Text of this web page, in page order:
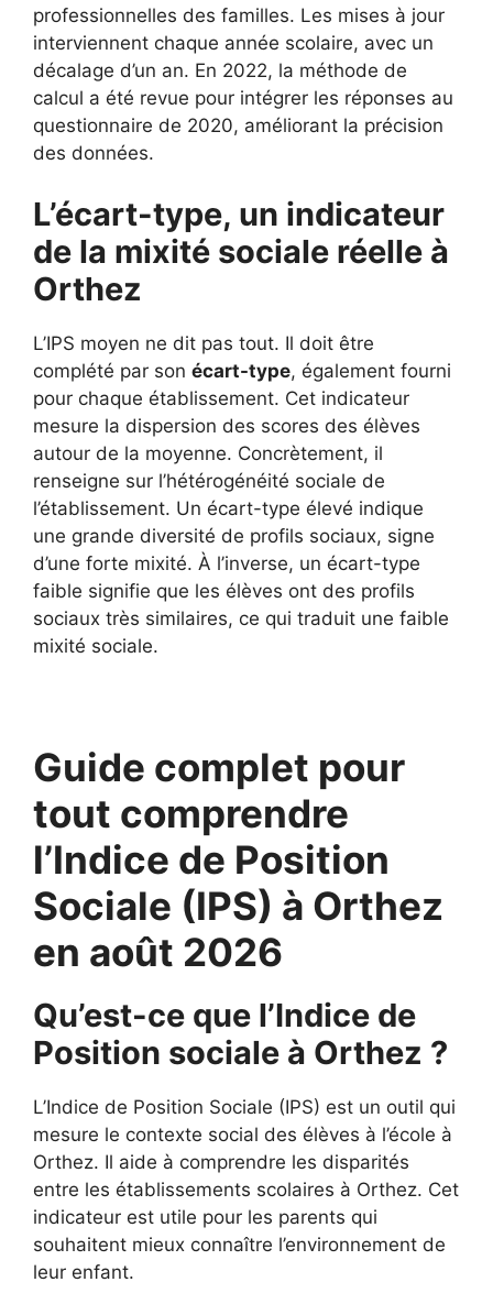
professionnelles des familles. Les mises à jour
interviennent chaque année scolaire, avec un
décalage d’un an. En 2022, la méthode de
calcul a été revue pour intégrer les réponses au
questionnaire de 2020, améliorant la précision
des données.
L’écart-type, un indicateur
de la mixité sociale réelle à
Orthez
L’IPS moyen ne dit pas tout. Il doit être
complété par son écart-type, également fourni
pour chaque établissement. Cet indicateur
mesure la dispersion des scores des élèves
autour de la moyenne. Concrètement, il
renseigne sur l’hétérogénéité sociale de
l’établissement. Un écart-type élevé indique
une grande diversité de profils sociaux, signe
d’une forte mixité. À l’inverse, un écart-type
faible signifie que les élèves ont des profils
sociaux très similaires, ce qui traduit une faible
mixité sociale.
Guide complet pour
tout comprendre
l’Indice de Position
Sociale (IPS) à Orthez
en août 2026
Qu’est-ce que l’Indice de
Position sociale à Orthez ?
L’Indice de Position Sociale (IPS) est un outil qui
mesure le contexte social des élèves à l’école à
Orthez. Il aide à comprendre les disparités
entre les établissements scolaires à Orthez. Cet
indicateur est utile pour les parents qui
souhaitent mieux connaître l’environnement de
leur enfant.